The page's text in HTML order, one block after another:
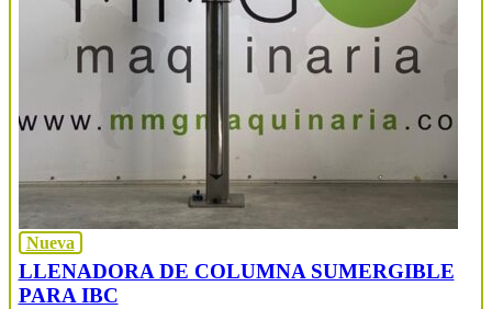
Nueva
LLENADORA DE COLUMNA SUMERGIBLE
PARA IBC